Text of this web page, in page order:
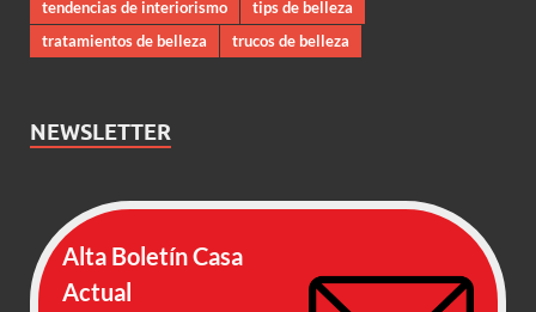
tendencias de interiorismo
tips de belleza
tratamientos de belleza
trucos de belleza
NEWSLETTER
Alta Boletín Casa
Actual